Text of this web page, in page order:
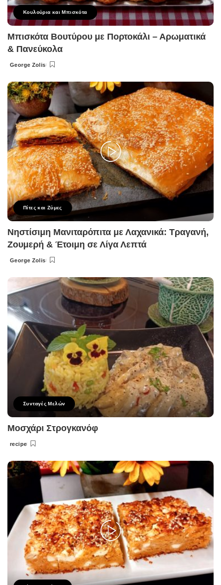
Κουλούρια και Μπισκότα
Μπισκότα Βουτύρου με Πορτοκάλι – Αρωματικά
& Πανεύκολα
Posted
George Zolis
Πίτες και Ζύμες
Νηστίσιμη Μανιταρόπιτα με Λαχανικά: Τραγανή,
Ζουμερή & Έτοιμη σε Λίγα Λεπτά
Posted
George Zolis
Συνταγές Μελών
Μοσχάρι Στρογκανόφ
Posted
recipe